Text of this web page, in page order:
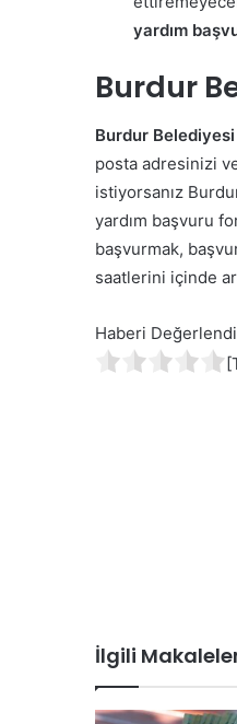
yardım
Burdur
Burdur
posta adresinizi
istiyorsanız
yardım başvuru
başvurmak,
saatlerini içinde
Haberi
İlgili